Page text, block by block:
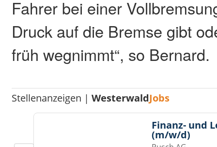
Fahrer bei einer
Druck auf die Bremse gibt
früh wegnimmt“, so Bernard.
Stellenanzeigen |WesterwaldJobs
Finanz- und
(m/w/d)